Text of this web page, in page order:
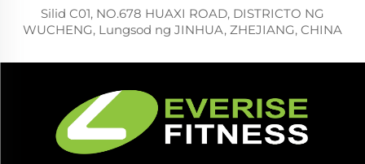
Silid C01, NO.678 HUAXI ROAD, DISTRICTO NG
WUCHENG, Lungsod ng JINHUA, ZHEJIANG, CHINA